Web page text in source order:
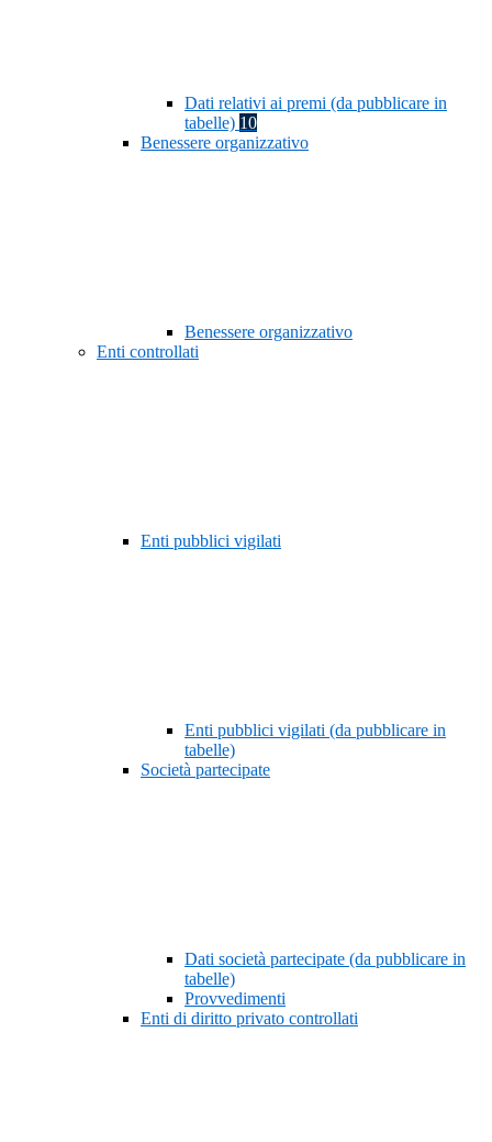
Dati relativi ai premi (da pubblicare in
tabelle) 10
Benessere organizzativo
Benessere organizzativo
Enti controllati
Enti pubblici vigilati
Enti pubblici vigilati (da pubblicare in
tabelle)
Società partecipate
Dati società partecipate (da pubblicare in
tabelle)
Provvedimenti
Enti di diritto privato controllati